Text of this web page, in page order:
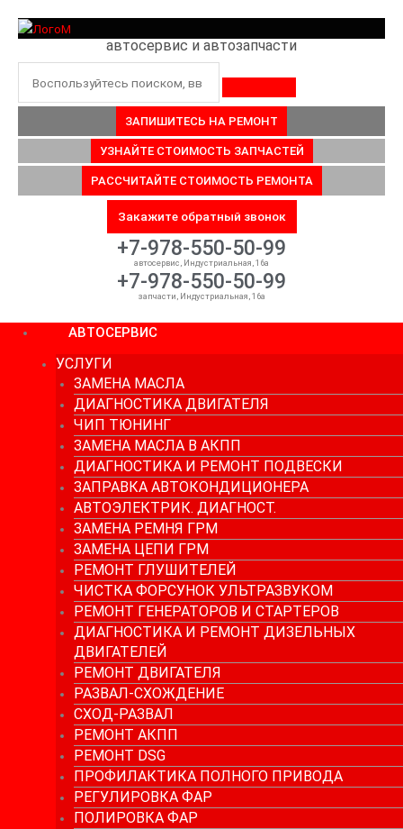
автосервис и автозапчасти
ЗАПИШИТЕСЬ НА РЕМОНТ
УЗНАЙТЕ СТОИМОСТЬ ЗАПЧАСТЕЙ
РАССЧИТАЙТЕ СТОИМОСТЬ РЕМОНТА
Закажите обратный звонок
+7-978-550-50-99
автосервис, Индустриальная, 16а
+7-978-550-50-99
запчасти, Индустриальная, 16а
АВТОСЕРВИС
УСЛУГИ
ЗАМЕНА МАСЛА
ДИАГНОСТИКА ДВИГАТЕЛЯ
ЧИП ТЮНИНГ
ЗАМЕНА МАСЛА В АКПП
ДИАГНОСТИКА И РЕМОНТ ПОДВЕСКИ
ЗАПРАВКА АВТОКОНДИЦИОНЕРА
АВТОЭЛЕКТРИК. ДИАГНОСТ.
ЗАМЕНА РЕМНЯ ГРМ
ЗАМЕНА ЦЕПИ ГРМ
РЕМОНТ ГЛУШИТЕЛЕЙ
ЧИСТКА ФОРСУНОК УЛЬТРАЗВУКОМ
РЕМОНТ ГЕНЕРАТОРОВ И СТАРТЕРОВ
ДИАГНОСТИКА И РЕМОНТ ДИЗЕЛЬНЫХ
ДВИГАТЕЛЕЙ
РЕМОНТ ДВИГАТЕЛЯ
РАЗВАЛ-СХОЖДЕНИЕ
СХОД-РАЗВАЛ
РЕМОНТ АКПП
РЕМОНТ DSG
ПРОФИЛАКТИКА ПОЛНОГО ПРИВОДА
РЕГУЛИРОВКА ФАР
ПОЛИРОВКА ФАР